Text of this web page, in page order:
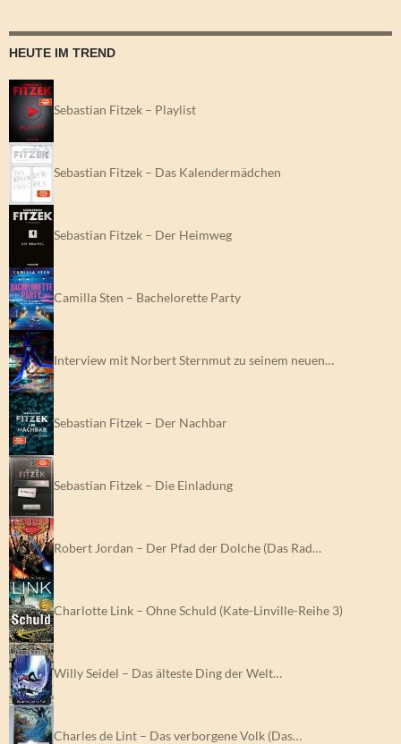
HEUTE IM TREND
Sebastian Fitzek – Playlist
Sebastian Fitzek – Das Kalendermädchen
Sebastian Fitzek – Der Heimweg
Camilla Sten – Bachelorette Party
Interview mit Norbert Sternmut zu seinem neuen…
Sebastian Fitzek – Der Nachbar
Sebastian Fitzek – Die Einladung
Robert Jordan – Der Pfad der Dolche (Das Rad…
Charlotte Link – Ohne Schuld (Kate-Linville-Reihe 3)
Willy Seidel – Das älteste Ding der Welt…
Charles de Lint – Das verborgene Volk (Das…